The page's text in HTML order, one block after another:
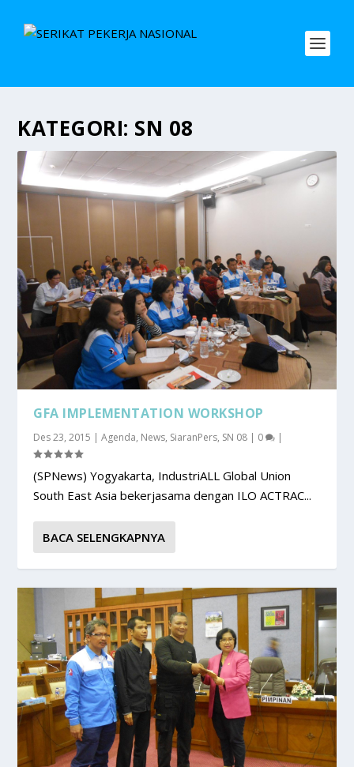
KATEGORI: SN 08
GFA IMPLEMENTATION WORKSHOP
Des 23, 2015 |Agenda, News, SiaranPers, SN 08 | 0 |
(SPNews) Yogyakarta, IndustriALL Global Union
South East Asia bekerjasama dengan ILO ACTRAC...
BACA SELENGKAPNYA